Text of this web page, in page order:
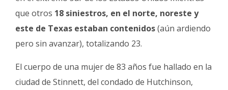
que otros 18 siniestros, en el norte, noreste y
este de Texas estaban contenidos(aún ardiendo
pero sin avanzar), totalizando 23.
El cuerpo de una mujer de 83 años fue hallado en la
ciudad de Stinnett, del condado de Hutchinson,